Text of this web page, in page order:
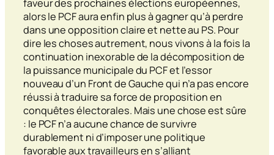
faveur des prochaines élections européennes,
alors le PCF aura enfin plus à gagner qu’à perdre
dans une opposition claire et nette au PS. Pour
dire les choses autrement, nous vivons à la fois la
continuation inexorable de la décomposition de
la puissance municipale du PCF et l’essor
nouveau d’un Front de Gauche qui n’a pas encore
réussi à traduire sa force de proposition en
conquêtes électorales. Mais une chose est sûre
: le PCF n’a aucune chance de survivre
durablement ni d’imposer une politique
favorable aux travailleurs en s’alliant